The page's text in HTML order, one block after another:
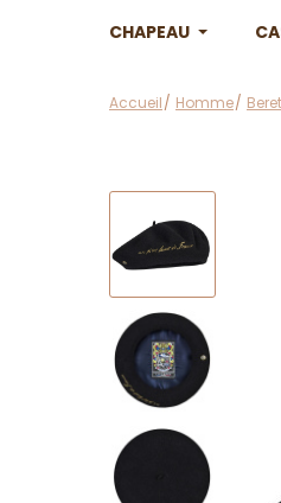
CHAPEAU
Accueil Homme